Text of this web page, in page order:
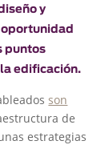
y
puntos
edificación.
son
de
estrategias